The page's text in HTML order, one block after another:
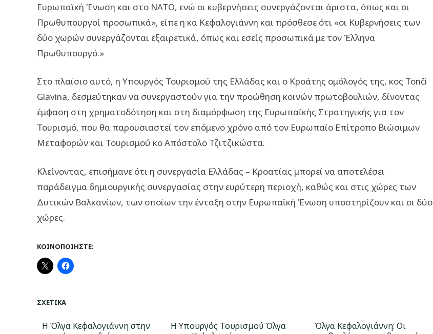
Ευρωπαϊκή Ένωση και στο ΝΑΤΟ, ενώ οι κυβερνήσεις συνεργάζονται άριστα, όπως και οι
Πρωθυπουργοί προσωπικά», είπε η κα Κεφαλογιάννη και πρόσθεσε ότι «οι Κυβερνήσεις των
δύο χωρών συνεργάζονται εξαιρετικά, όπως και εσείς προσωπικά με τον Έλληνα
Πρωθυπουργό.»
Στο πλαίσιο αυτό, η Υπουργός Τουρισμού της Ελλάδας και ο Κροάτης ομόλογός της, κος Tonči
Glavina, δεσμεύτηκαν να συνεργαστούν για την προώθηση κοινών πρωτοβουλιών, δίνοντας
έμφαση στη χρηματοδότηση και στη διαμόρφωση της Ευρωπαϊκής Στρατηγικής για τον
Τουρισμό, που θα παρουσιαστεί τον επόμενο χρόνο από τον Ευρωπαίο Επίτροπο Βιώσιμων
Μεταφορών και Τουρισμού κο Απόστολο Τζιτζικώστα.
Κλείνοντας, επισήμανε ότι η συνεργασία Ελλάδας – Κροατίας μπορεί να αποτελέσει
παράδειγμα δημιουργικής συνεργασίας στην ευρύτερη περιοχή, καθώς και στις χώρες των
Δυτικών Βαλκανίων, των οποίων την ένταξη στην Ευρωπαϊκή Ένωση υποστηρίζουν και οι δύο
χώρες.
ΚΟΙΝΟΠΟΙΉΣΤΕ:
ΣΧΕΤΙΚΆ
Η Όλγα Κεφαλογιάννη στην
Η Υπουργός Τουρισμού Όλγα
Όλγα Κεφαλογιάννη: Οι